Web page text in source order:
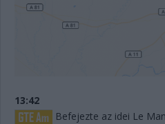
13:42
Befejezte az idei Le